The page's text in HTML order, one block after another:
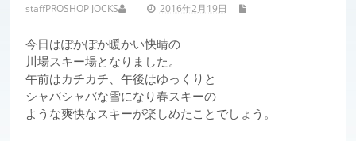
staff 2016年2月19日
PROSHOP JOCKS
今日はぽかぽか暖かい快晴の
川場スキー場となりました。
午前はカチカチ、午後はゆっくりと
シャバシャバな雪になり春スキーの
ような爽快なスキーが楽しめたことでしょう。